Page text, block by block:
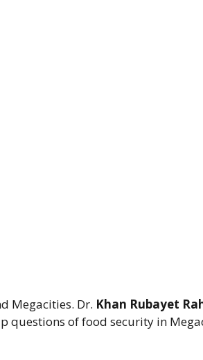
Megacities. Dr. Khan Rubayet
questions of food security in